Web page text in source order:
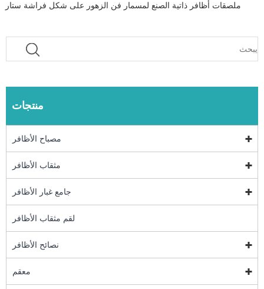
ملصقات أظافر ذاتية الصنع لمسمار فن الزهور على شكل فراشة ستار
منتجات
مصباح الأظافر
مثقاب الأظافر
جامع غبار الأظافر
لقم مثقاب الأظافر
نصائح الأظافر
معقم